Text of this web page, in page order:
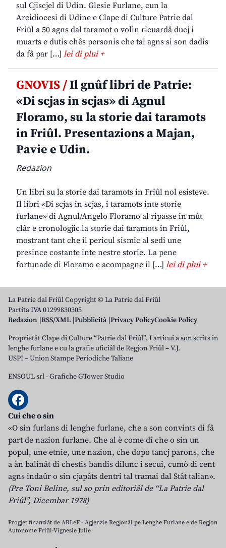
sul Cjiscjel di Udin. Glesie Furlane, cun la
Arcidiocesi di Udine e Clape di Culture Patrie dal
Friûl a 50 agns dal taramot o volìn ricuardâ ducj i
muarts e dutis chês personis che tai agns si son dadis
da fâ par […] lei di plui +
GNOVIS /Il gnûf libri de Patrie:
«Di scjas in scjas» di Agnul
Floramo, su la storie dai taramots
in Friûl. Presentazions a Majan,
Pavie e Udin.
Redazion
Un libri su la storie dai taramots in Friûl nol esisteve.
Il libri «Di scjas in scjas, i taramots inte storie
furlane» di Agnul/Angelo Floramo al ripasse in mût
clâr e cronologjic la storie dai taramots in Friûl,
mostrant tant che il pericul sismic al sedi une
presince costante inte nestre storie. La pene
fortunade di Floramo e acompagne il […] lei di plui +
La Patrie dal Friûl Copyright © La Patrie dal Friûl
Partita IVA 01299830305
Redazion RSS/XML Pubblicità Privacy PolicyCookie Policy
Proprietât Clape di Culture “Patrie dal Friûl”. I articui a son scrits in
lenghe furlane e cu la grafie uficiâl de Regjon Friûl – V.J.
USPI – Union Stampe Periodiche Taliane
ENSOUL srl-Grafiche GTower Studio
Cui che o sin
«O sin furlans di lenghe furlane, che a son convints di fâ
part de nazion furlane. Che al è come dî che o sin un
popul, une etnie, une nazion, che dopo tancj parons, che
a àn balinât di chestis bandis dilunc i secui, cumò di cent
agns indaûr o sin cjapâts dentri tal tramai dal Stât talian».
(Pre Toni Beline, sul so prin editoriâl de “La Patrie dal
Friûl”, Dicembar 1978)
Progjet finanziât de ARLeF - Agjenzie Regjonâl pe Lenghe Furlane e de Regjon
Autonome Friûl-Vignesie Julie